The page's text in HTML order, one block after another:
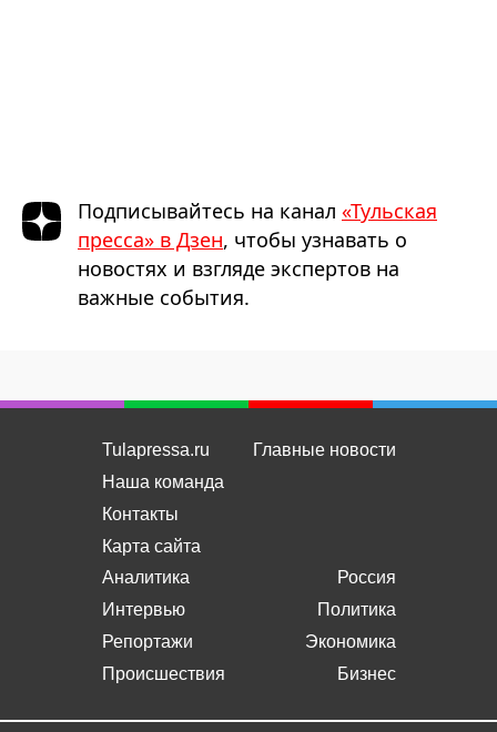
Подписывайтесь на канал «Тульская
пресса» в Дзен, чтобы узнавать о
новостях и взгляде экспертов на
важные события.
Tulapressa.ru
Наша команда
Контакты
Карта сайта
Главные новости
Аналитика
Интервью
Репортажи
Происшествия
Россия
Политика
Экономика
Бизнес